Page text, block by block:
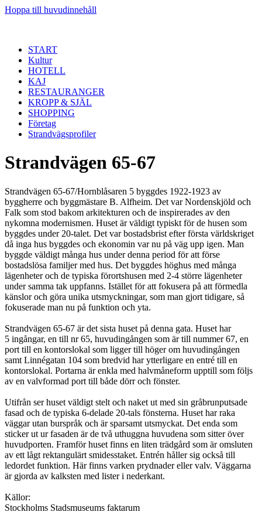
Hoppa till huvudinnehåll
START
Kultur
HOTELL
KAJ
RESTAURANGER
KROPP & SJÄL
SHOPPING
Företag
Strandvägsprofiler
Strandvägen 65-67
Strandvägen 65-67/Hornblåsaren 5 byggdes 1922-1923 av
byggherre och byggmästare B. Alfheim. Det var Nordenskjöld och
Falk som stod bakom arkitekturen och de inspirerades av den
nykomna modernismen. Huset är väldigt typiskt för de husen som
byggdes under 20-talet. Det var bostadsbrist efter första världskriget
då inga hus byggdes och ekonomin var nu på väg upp igen. Man
byggde väldigt många hus under denna period för att förse
bostadslösa familjer med hus. Det byggdes höghus med många
lägenheter och de typiska förortshusen med 2-4 större lägenheter
under samma tak uppfanns. Istället för att fokusera på att förmedla
känslor och göra unika utsmyckningar, som man gjort tidigare, så
fokuserade man nu på funktion och yta.
Strandvägen 65-67 är det sista huset på denna gata. Huset har
5 ingångar, en till nr 65, huvudingången som är till nummer 67, en
port till en kontorslokal som ligger till höger om huvudingången
samt Linnégatan 104 som bredvid har ytterligare en entré till en
kontorslokal. Portarna är enkla med halvmåneform upptill som följs
av en valvformad port till både dörr och fönster.
Utifrån ser huset väldigt stelt och naket ut med sin gråbrunputsade
fasad och de typiska 6-delade 20-tals fönsterna. Huset har raka
väggar utan burspråk och är sparsamt utsmyckat. Det enda som
sticker ut ur fasaden är de två uthuggna huvudena som sitter över
huvudporten. Framför huset finns en liten trädgård som är omsluten
av ett lågt rektangulärt smidesstaket. Entrén håller sig också till
ledordet funktion. Här finns varken prydnader eller valv. Väggarna
är gjorda av kalksten med lister i nederkant.
Källor:
Stockholms Stadsmuseums faktarum